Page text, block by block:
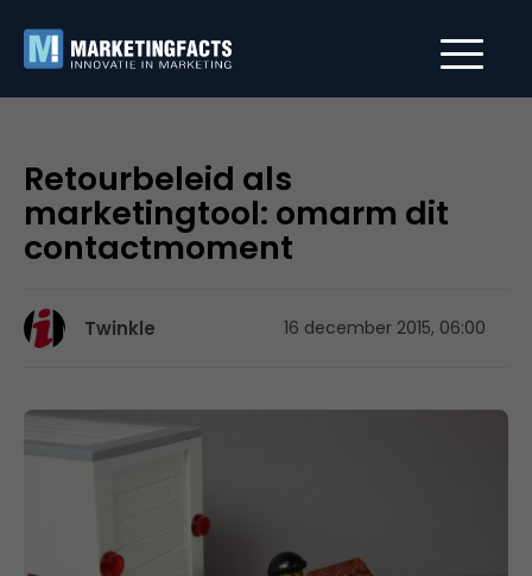
Retourbeleid als
marketingtool: omarm dit
contactmoment
Twinkle 16 december 2015, 06:00